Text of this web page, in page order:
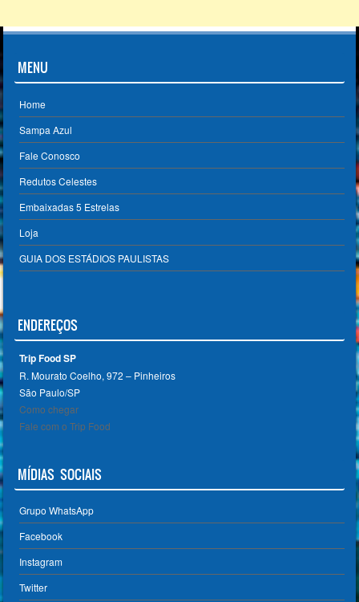
MENU
Home
Sampa Azul
Fale Conosco
Redutos Celestes
Embaixadas 5 Estrelas
Loja
GUIA DOS ESTÁDIOS PAULISTAS
ENDEREÇOS
Trip Food SP
R. Mourato Coelho, 972 – Pinheiros
São Paulo/SP ‎
Como chegar
Fale com o Trip Food
MÍDIAS SOCIAIS
Grupo WhatsApp
Facebook
Instagram
Twitter